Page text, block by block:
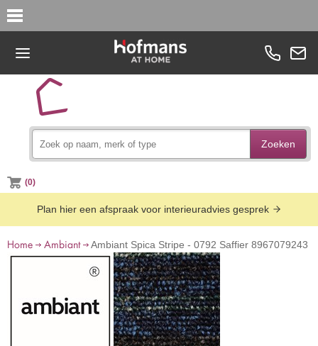
Zoeken
(0)
Plan hier een afspraak voor interieuradvies gesprek
Home Ambiant Ambiant Spica Stripe - 0792 Saffier 8967079243